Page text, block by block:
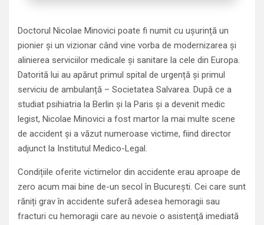
Doctorul Nicolae Minovici poate fi numit cu ușurință un
pionier și un vizionar când vine vorba de modernizarea și
alinierea serviciilor medicale și sanitare la cele din Europa.
Datorită lui au apărut primul spital de urgență și primul
serviciu de ambulanță – Societatea Salvarea. După ce a
studiat psihiatria la Berlin și la Paris și a devenit medic
legist, Nicolae Minovici a fost martor la mai multe scene
de accident și a văzut numeroase victime, fiind director
adjunct la Institutul Medico-Legal.
Condițiile oferite victimelor din accidente erau aproape de
zero acum mai bine de-un secol în București. Cei care sunt
răniți grav în accidente suferă adesea hemoragii sau
fracturi cu hemoragii care au nevoie o asistenţă imediată